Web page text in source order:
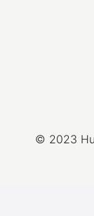
© 2023